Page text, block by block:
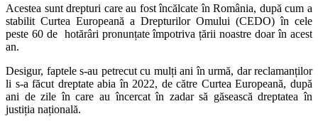
Acestea sunt drepturi care au fost încălcate în România, după cum a
stabilit Curtea Europeană a Drepturilor Omului (CEDO) în cele
peste 60 de hotărâri pronunțate împotriva țării noastre doar în acest
an.
Desigur, faptele s-au petrecut cu mulți ani în urmă, dar reclamanților
li s-a făcut dreptate abia în 2022, de către Curtea Europeană, după
ani de zile în care au încercat în zadar să găsească dreptatea în
justiția națională.